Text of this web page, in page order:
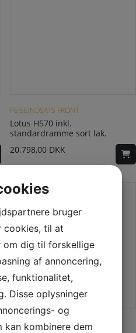
PEJSEINDSATS FRONT
Lotus H570 inkl.
standardramme sort lak.
20.798,00 DKK
PEJSEINDSATS GENNEMGÅENDE
bruger
cookies, til at
om dig til forskellige
af annoncering,
funktionalitet,
Disse oplysninger
og
kan kombinere dem